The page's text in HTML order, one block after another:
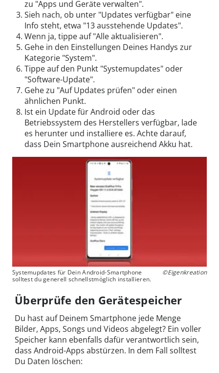
zu "Apps und Geräte verwalten".
Sieh nach, ob unter "Updates verfügbar" eine
Info steht, etwa "13 ausstehende Updates".
Wenn ja, tippe auf "Alle aktualisieren".
Gehe in den Einstellungen Deines Handys zur
Kategorie "System".
Tippe auf den Punkt "Systemupdates" oder
"Software-Update".
Gehe zu "Auf Updates prüfen" oder einen
ähnlichen Punkt.
Ist ein Update für Android oder das
Betriebssystem des Herstellers verfügbar, lade
es herunter und installiere es. Achte darauf,
dass Dein Smartphone ausreichend Akku hat.
Systemupdates für Dein Android-Smartphone
solltest du generell schnellstmöglich installieren.
©Eigenkreation
Überprüfe den Gerätespeicher
Du hast auf Deinem Smartphone jede Menge
Bilder, Apps, Songs und Videos abgelegt? Ein voller
Speicher kann ebenfalls dafür verantwortlich sein,
dass Android-Apps abstürzen. In dem Fall solltest
Du Daten löschen: